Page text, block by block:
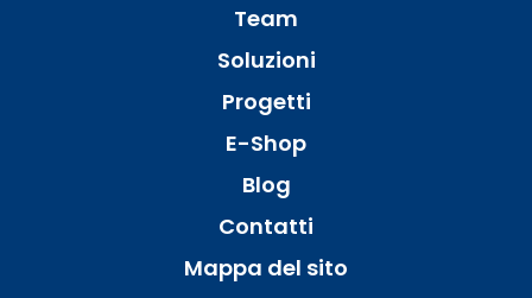
Team
Soluzioni
Progetti
E-Shop
Blog
Contatti
Mappa del sito